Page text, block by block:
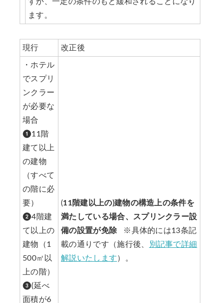
すが、一定の条件のもと緩和されることになり
ます。
現行 改正後
・ホテル
でスプリ
ンクラー
が必要な
場合
❶11階
建て以上
の建物
（すべて
の階に必
要）
❷4階建
て以上の
建物（1
500㎡以
上の階）
❸(延べ
面積が6
(11階建以上の)建物の構造上の条件を
満たしている場合、スプリンクラー設
備の設置が免除※具体的には13条記
載の通りです（施行後、
別記事で詳細
解説いたします）。